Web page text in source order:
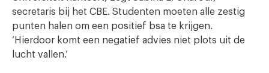
secretaris bij het CBE. Studenten moeten alle zestig
punten halen om een positief bsa te krijgen.
‘Hierdoor komt een negatief advies niet plots uit de
lucht vallen.’